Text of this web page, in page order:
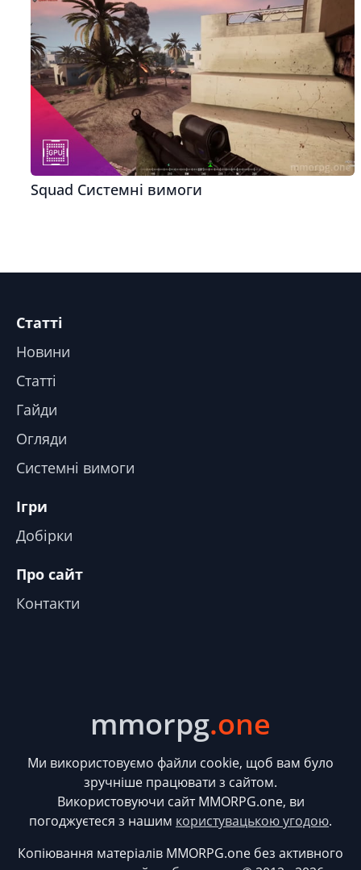
Squad Системні вимоги
Статті
Новини
Статті
Гайди
Огляди
Системні вимоги
Ігри
Добірки
Про сайт
Контакти
mmorpg.one
Ми використовуємо файли cookie, щоб вам було
зручніше працювати з сайтом.
Використовуючи сайт MMORPG.one, ви
погоджуєтеся з нашим користувацькою угодою.
Копіювання матеріалів MMORPG.one без активного